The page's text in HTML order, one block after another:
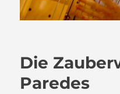
Die
Paredes